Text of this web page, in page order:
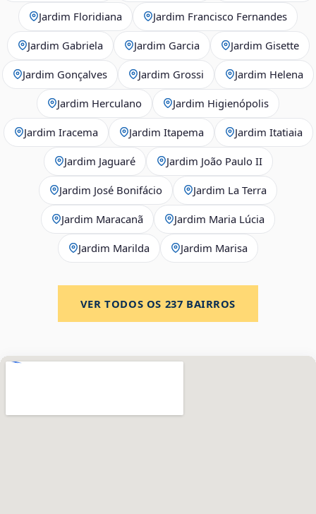
Jardim Floridiana Jardim Francisco Fernandes
Jardim Gabriela Jardim Garcia Jardim Gisette
Jardim Gonçalves Jardim Grossi Jardim Helena
Jardim Herculano Jardim Higienópolis
Jardim Iracema Jardim Itapema Jardim Itatiaia
Jardim Jaguaré Jardim João Paulo II
Jardim José Bonifácio Jardim La Terra
Jardim Maracanã Jardim Maria Lúcia
Jardim Marilda Jardim Marisa
VER TODOS OS 237 BAIRROS